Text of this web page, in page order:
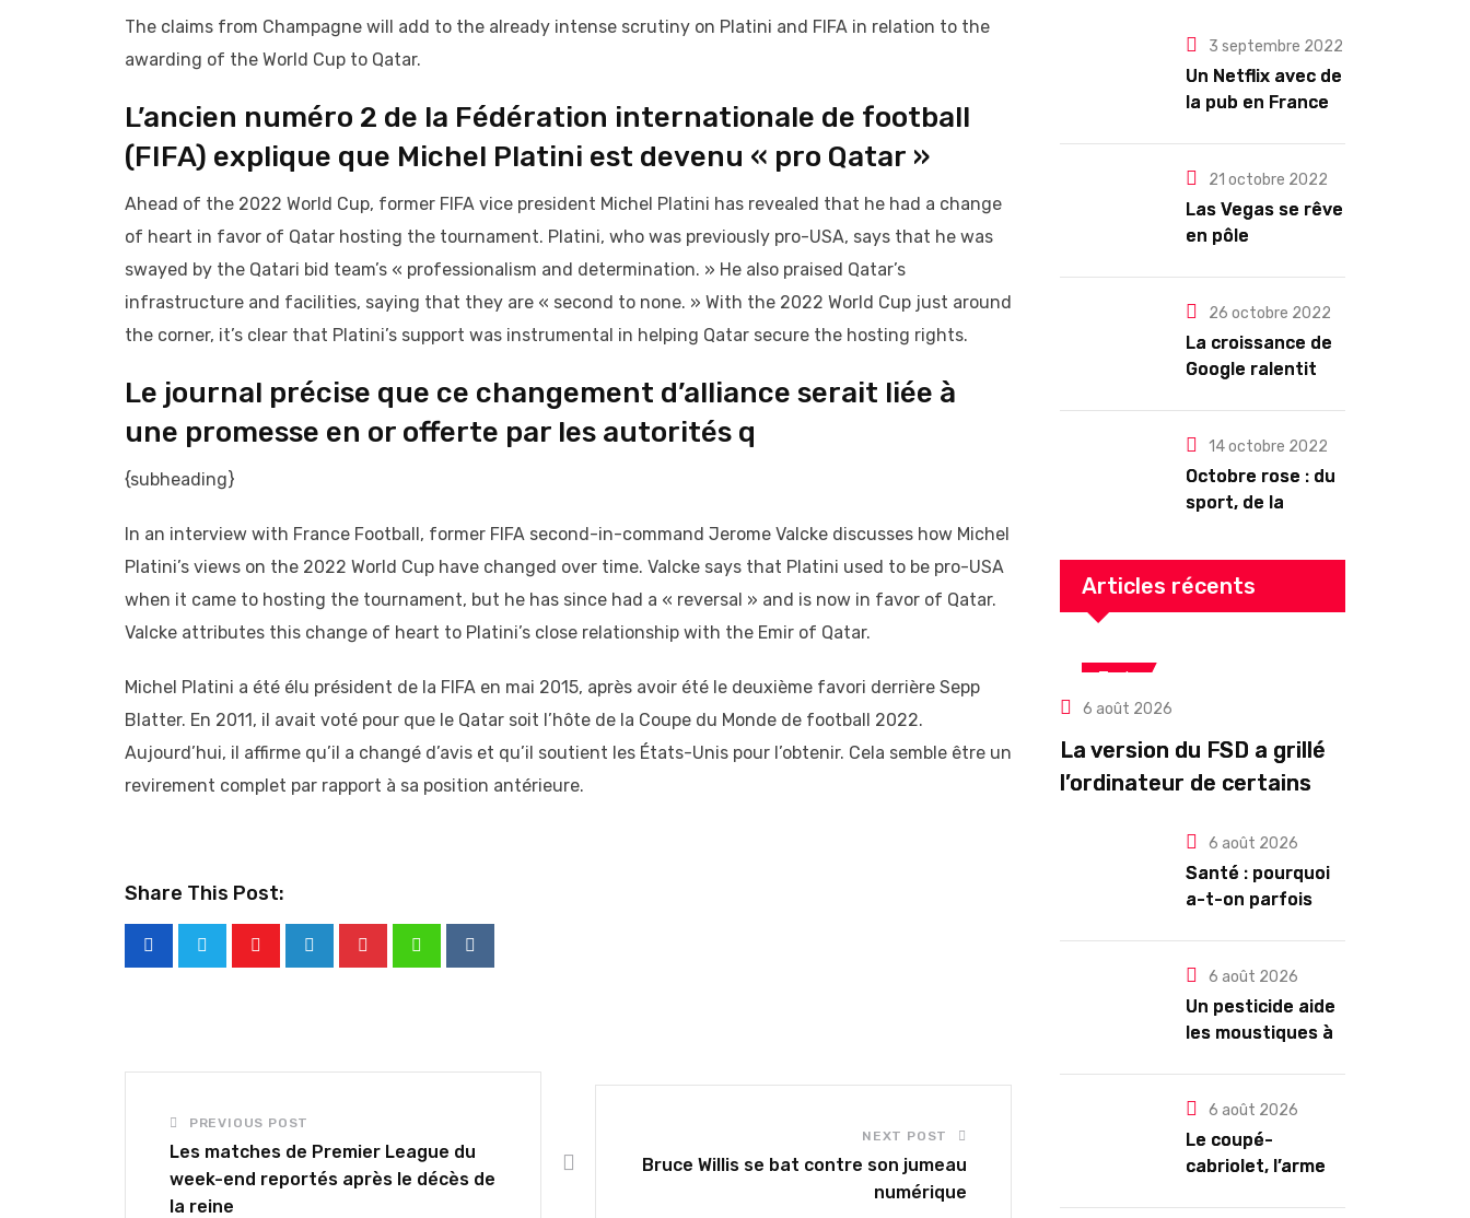
The claims from Champagne will add to the already intense scrutiny on Platini and FIFA in relation to the
awarding of the World Cup to Qatar.
L’ancien numéro 2 de la Fédération internationale de football
(FIFA) explique que Michel Platini est devenu « pro Qatar »
Ahead of the 2022 World Cup, former FIFA vice president Michel Platini has revealed that he had a change
of heart in favor of Qatar hosting the tournament. Platini, who was previously pro-USA, says that he was
swayed by the Qatari bid team’s « professionalism and determination. » He also praised Qatar’s
infrastructure and facilities, saying that they are « second to none. » With the 2022 World Cup just around
the corner, it’s clear that Platini’s support was instrumental in helping Qatar secure the hosting rights.
Le journal précise que ce changement d’alliance serait liée à
une promesse en or offerte par les autorités q
{subheading}
In an interview with France Football, former FIFA second-in-command Jerome Valcke discusses how Michel
Platini’s views on the 2022 World Cup have changed over time. Valcke says that Platini used to be pro-USA
when it came to hosting the tournament, but he has since had a « reversal » and is now in favor of Qatar.
Valcke attributes this change of heart to Platini’s close relationship with the Emir of Qatar.
Michel Platini a été élu président de la FIFA en mai 2015, après avoir été le deuxième favori derrière Sepp
Blatter. En 2011, il avait voté pour que le Qatar soit l’hôte de la Coupe du Monde de football 2022.
Aujourd’hui, il affirme qu’il a changé d’avis et qu’il soutient les États-Unis pour l’obtenir. Cela semble être un
revirement complet par rapport à sa position antérieure.
Share This Post:
PREVIOUS POST
Les matches de Premier League du
week-end reportés après le décès de
la reine
NEXT POST
Bruce Willis se bat contre son jumeau
numérique
illégitimité visible »3 septembre 2022
Un Netflix avec de
la pub en France
pour les abonnés
?
21 octobre 2022
Las Vegas se rêve
en pôle
26 octobre 2022
La croissance de
Google ralentit
14 octobre 2022
Octobre rose : du
sport, de la
programme riche
Articles récents
Tech
6 août 2026
La version du FSD a grillé
l’ordinateur de certains
6 août 2026
Santé : pourquoi
a-t-on parfois
dormant ?
6 août 2026
Un pesticide aide
les moustiques à
6 août 2026
Le coupé-
cabriolet, l’arme